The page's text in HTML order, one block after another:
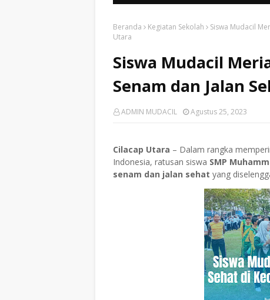
Beranda Kegiatan Sekolah
Siswa Mudacil
Utara
Siswa Mudacil
Senam dan Jalan
ADMIN MUDACIL Agustus 25, 2023
Cilacap Utara – Dalam rangka
Indonesia, ratusan siswa SMP
senam dan jalan sehat yang